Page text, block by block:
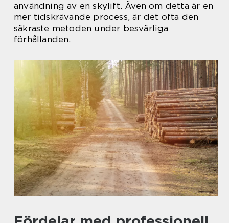
användning av en skylift. Även om detta är en
mer tidskrävande process, är det ofta den
säkraste metoden under besvärliga
förhållanden.